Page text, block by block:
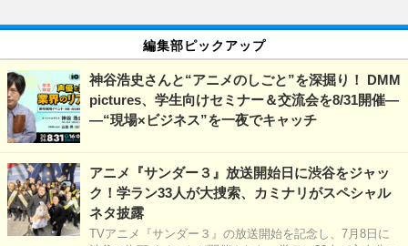
編集部ピックアップ
神谷浩史さんと“アニメのしごと”を深掘り！ DMM
pictures、学生向けセミナー＆交流会を8/31開催―
―“現場×ビジネス”を一夜でキャッチ
アニメ『サンダー３』放送開始日に渋谷をジャッ
ク！学ラン33人が大捜索、カミナリがスペシャル
ネタ披露
TVアニメ『サンダー３』の放送開始を記念し、7月8日に